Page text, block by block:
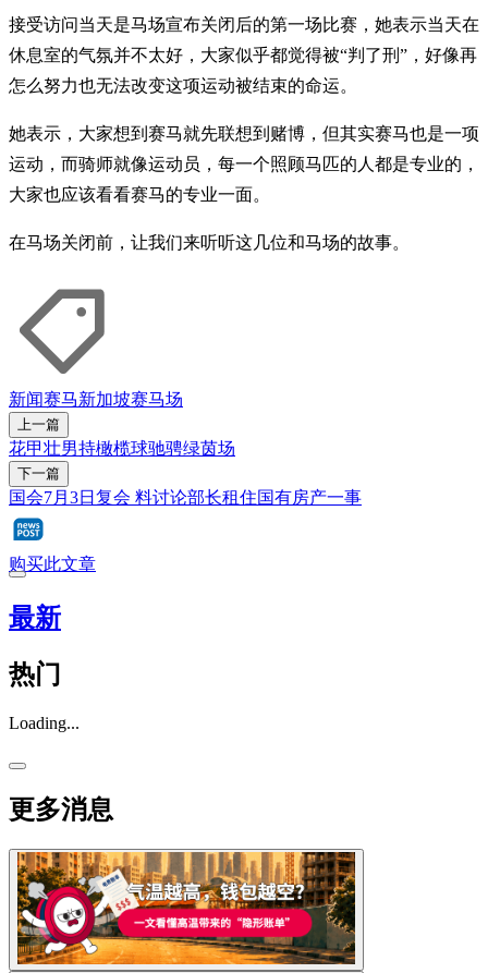
接受访问当天是马场宣布关闭后的第一场比赛，她表示当天在
休息室的气氛并不太好，大家似乎都觉得被“判了刑”，好像再
怎么努力也无法改变这项运动被结束的命运。
她表示，大家想到赛马就先联想到赌博，但其实赛马也是一项
运动，而骑师就像运动员，每一个照顾马匹的人都是专业的，
大家也应该看看赛马的专业一面。
在马场关闭前，让我们来听听这几位和马场的故事。
新闻赛马新加坡赛马场
上一篇
花甲壮男持橄榄球驰骋绿茵场
下一篇
国会7月3日复会 料讨论部长租住国有房产一事
购买此文章
最新
热门
Loading...
更多消息